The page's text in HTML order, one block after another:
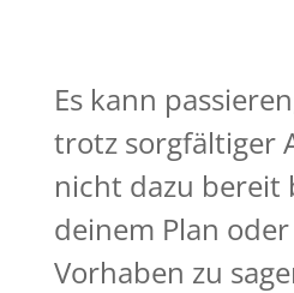
Es kann
trotz sorgfältiger
nicht dazu bereit
deinem Plan
Vorhaben zu